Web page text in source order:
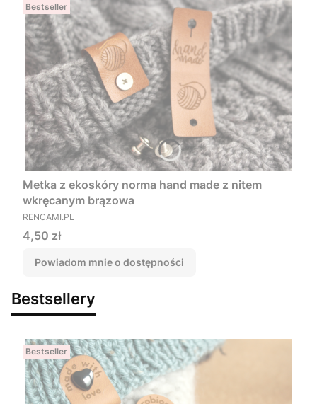
Bestseller
Metka z ekoskóry norma hand made z nitem
wkręcanym brązowa
PRODUCENT
RENCAMI.PL
Cena
4,50 zł
Powiadom mnie o dostępności
Bestsellery
Bestseller